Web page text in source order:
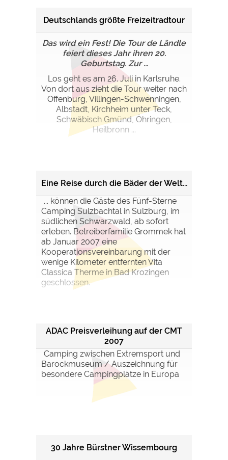
Deutschlands größte Freizeitradtour
Das wird ein Fest! Die Tour de Ländle
feiert dieses Jahr ihren 20.
Geburtstag. Zur ...
Los geht es am 26. Juli in Karlsruhe.
Von dort aus zieht die Tour weiter nach
Offenburg, Villingen-Schwenningen,
Albstadt, Kirchheim unter Teck,
Schwäbisch Gmünd, Öhringen,
Heilbronn ...
Eine Reise durch die Bäder der Welt...
... können die Gäste des Fünf-Sterne
Camping Sulzbachtal in Sulzburg, im
südlichen Schwarzwald, ab sofort
erleben. Betreiberfamilie Grommek hat
ab Januar 2007 eine
Kooperationsvereinbarung mit der
wenige Kilometer entfernten Vita
Classica Therme in Bad Krozingen
geschlossen.
ADAC Preisverleihung auf der CMT
2007
Camping zwischen Extremsport und
Barockmuseum / Auszeichnung für
besondere Campingplätze in Europa
30 Jahre Bürstner Wissembourg
über "COOKIES" geändert werden!